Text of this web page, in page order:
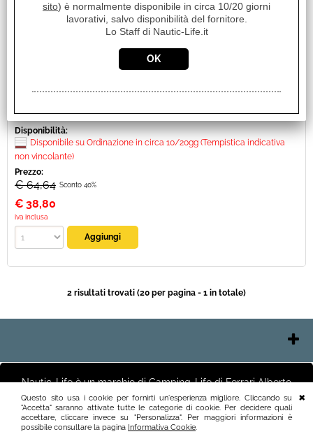
Questo sito usa i cookie per fornirti un'esperienza migliore. Cliccando su
"Accetta" saranno attivate tutte le categorie di cookie. Per decidere quali
accettare, cliccare invece su "Personalizza". Per maggiori informazioni è
possibile consultare la pagina Informativa Cookie.
Unità di misura:
CONF
Disponibilità:
Disponibile su Ordinazione in circa 10/20gg (Tempistica indicativa
non vincolante)
Prezzo:
€ 64,64 Sconto 40%
€ 38,80
iva inclusa
2 risultati trovati (20 per pagina - 1 in totale)
Spedizioni
Recesso e Condizioni
Nautic-Life è un marchio di Camping-Life di Ferrari Alberto
Negozio e Uffici Via Polesine 2 25125 Brescia (BS) Magazzino
Via Friuli 3 25125 Brescia (BS)P.I.03411250982 info@nautic-life.it
sito) è normalmente disponibile in circa 10/20 giorni
lavorativi, salvo disponibilità del fornitore.
Lo Staff di Nautic-Life.it